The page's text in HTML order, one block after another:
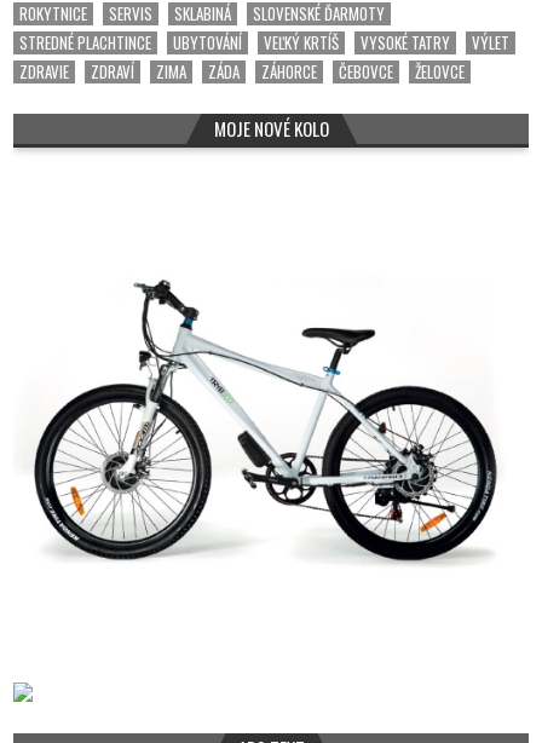
ROKYTNICE
SERVIS SKLABINÁ
SLOVENSKÉ ĎARMOTY
STREDNÉ PLACHTINCE
UBYTOVÁNÍ VEĽKÝ KRTÍŠ VYSOKÉ TATRY
VÝLET
ZDRAVIE
ZDRAVÍ ZIMA ZÁDA ZÁHORCE ČEBOVCE ŽELOVCE
MOJE NOVÉ KOLO